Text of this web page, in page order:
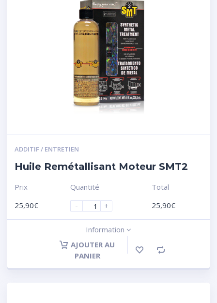
ADDITIF / ENTRETIEN
Huile Remétallisant Moteur SMT2
Prix
25,90€
Quantité
-
+
Total
25,90€
Information
AJOUTER AU
PANIER